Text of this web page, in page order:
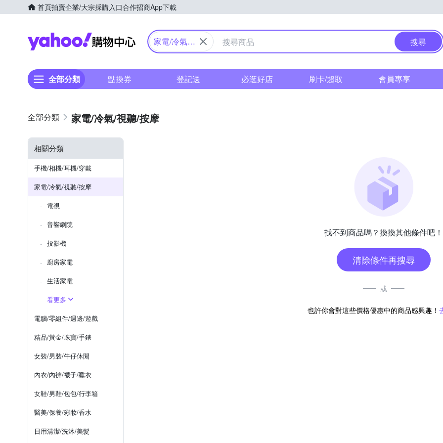
首頁拍賣企業/大宗採購入口合作招商App下載
Yahoo購物中心
家電/冷氣/
搜尋
全部分類 點換券 登記送 必逛好店 刷卡/超取 會員專享
家電/冷氣/視聽/按摩
相關分類
手機/相機/耳機/穿戴
家電/冷氣/視聽/按摩
電視
音響劇院
投影機
廚房家電
生活家電
看更多
電腦/零組件/週邊/遊戲
精品/黃金/珠寶/手錶
女裝/男裝/牛仔休閒
內衣/內褲/襪子/睡衣
女鞋/男鞋/包包/行李箱
醫美/保養/彩妝/香水
日用清潔/洗沐/美髮
找不到商品嗎？換換其他條件吧！
清除條件再搜尋
或
也許你會對這些價格優惠中的商品感興趣！